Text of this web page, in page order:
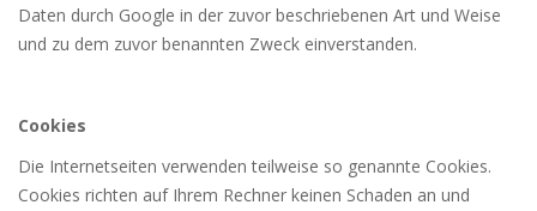
Daten durch Google in der zuvor beschriebenen Art und Weise
und zu dem zuvor benannten Zweck einverstanden.
Cookies
Die Internetseiten verwenden teilweise so genannte Cookies.
Cookies richten auf Ihrem Rechner keinen Schaden an und